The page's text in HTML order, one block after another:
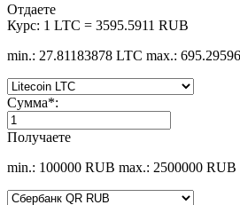
Отдаете
Курс: 1 LTC = 3595.5911 RUB
min.: 27.81183878 LTC max.:
Сумма*:
Получаете
min.: 100000 RUB max.: 2500000 RUB